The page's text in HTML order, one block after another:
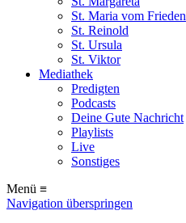
St. Maria vom Frieden
St. Reinold
St. Ursula
St. Viktor
Mediathek
Predigten
Podcasts
Deine Gute Nachricht
Playlists
Live
Sonstiges
Menü ≡
Navigation überspringen